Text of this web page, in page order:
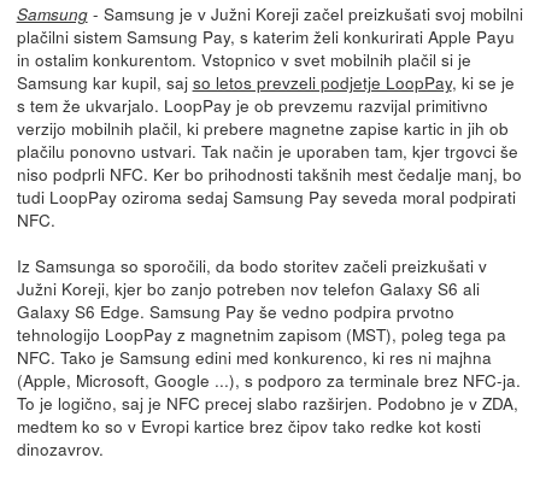
Samsung- Samsung je v Južni Koreji začel preizkušati svoj mobilni
plačilni sistem Samsung Pay, s katerim želi konkurirati Apple Payu
in ostalim konkurentom. Vstopnico v svet mobilnih plačil si je
Samsung kar kupil, saj so letos prevzeli podjetje LoopPay, ki se je
s tem že ukvarjalo. LoopPay je ob prevzemu razvijal primitivno
verzijo mobilnih plačil, ki prebere magnetne zapise kartic in jih ob
plačilu ponovno ustvari. Tak način je uporaben tam, kjer trgovci še
niso podprli NFC. Ker bo prihodnosti takšnih mest čedalje manj, bo
tudi LoopPay oziroma sedaj Samsung Pay seveda moral podpirati
NFC.
Iz Samsunga so sporočili, da bodo storitev začeli preizkušati v
Južni Koreji, kjer bo zanjo potreben nov telefon Galaxy S6 ali
Galaxy S6 Edge. Samsung Pay še vedno podpira prvotno
tehnologijo LoopPay z magnetnim zapisom (MST), poleg tega pa
NFC. Tako je Samsung edini med konkurenco, ki res ni majhna
(Apple, Microsoft, Google ...), s podporo za terminale brez NFC-ja.
To je logično, saj je NFC precej slabo razširjen. Podobno je v ZDA,
medtem ko so v Evropi kartice brez čipov tako redke kot kosti
dinozavrov.